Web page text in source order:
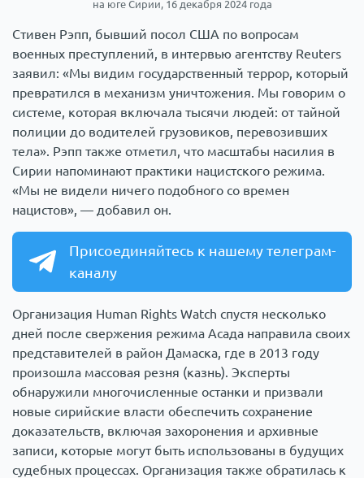
на юге Сирии, 16 декабря 2024 года
Стивен Рэпп, бывший посол США по вопросам
военных преступлений, в интервью агентству Reuters
заявил: «Мы видим государственный террор, который
превратился в механизм уничтожения. Мы говорим о
системе, которая включала тысячи людей: от тайной
полиции до водителей грузовиков, перевозивших
тела». Рэпп также отметил, что масштабы насилия в
Сирии напоминают практики нацистского режима.
«Мы не видели ничего подобного со времен
нацистов», — добавил он.
Присоединяйтесь к нашему телеграм-
каналу
Организация Human Rights Watch спустя несколько
дней после свержения режима Асада направила своих
представителей в район Дамаска, где в 2013 году
произошла массовая резня (казнь). Эксперты
обнаружили многочисленные останки и призвали
новые сирийские власти обеспечить сохранение
доказательств, включая захоронения и архивные
записи, которые могут быть использованы в будущих
судебных процессах. Организация также обратилась к